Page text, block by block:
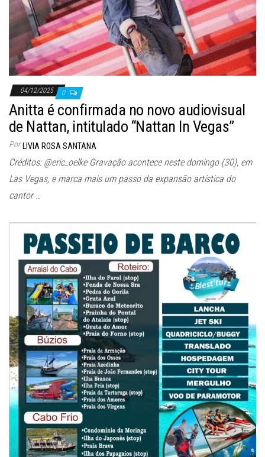
04/12/2025 0
Anitta é confirmada no novo audiovisual
de Nattan, intitulado “Nattan In Vegas”
Por LIVIA ROSA SANTANA
Créditos: @eric_oelke Gravação acontece neste domingo (30), em
Las Vegas, e marca mais um passo da expansão artística do
cantor …